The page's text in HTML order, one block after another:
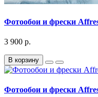
Фотообои и фрески
3 900 р.
В корзину
Фотообои и фрески